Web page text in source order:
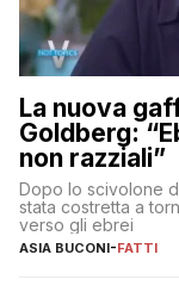
La nuova
Goldberg:
non razziali”
Dopo lo scivolone
stata costretta a
verso gli ebrei
ASIA BUCONI-FATTI